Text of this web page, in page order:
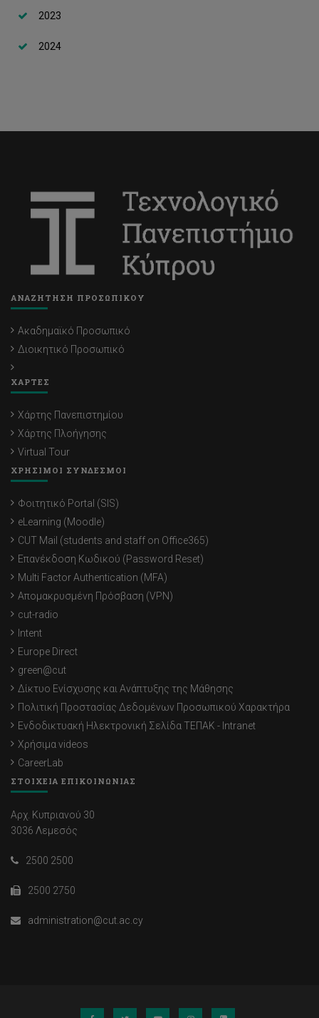
2023
2024
ΑΝΑΖΗΤΗΣΗ ΠΡΟΣΩΠΙΚΟΥ
Ακαδημαϊκό Προσωπικό
Διοικητικό Προσωπικό
ΧΑΡΤΕΣ
Χάρτης Πανεπιστημίου
Χάρτης Πλοήγησης
Virtual Tour
ΧΡΗΣΙΜΟΙ ΣΥΝΔΕΣΜΟΙ
Φοιτητικό Portal (SIS)
eLearning (Moodle)
CUT Mail (students and staff on Office365)
Επανέκδοση Κωδικού (Password Reset)
Multi Factor Authentication (MFA)
Απομακρυσμένη Πρόσβαση (VPN)
cut-radio
Intent
Europe Direct
green@cut
Δίκτυο Ενίσχυσης και Ανάπτυξης της Μάθησης
Πολιτική Προστασίας Δεδομένων Προσωπικού Χαρακτήρα
Ενδοδικτυακή Ηλεκτρονική Σελίδα ΤΕΠΑΚ - Intranet
Χρήσιμα videos
CareerLab
ΣΤΟΙΧΕΙΑ ΕΠΙΚΟΙΝΩΝΙΑΣ
Αρχ. Κυπριανού 30
3036 Λεμεσός
2500 2500
2500 2750
administration@cut.ac.cy